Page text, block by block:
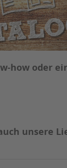
how oder
unsere